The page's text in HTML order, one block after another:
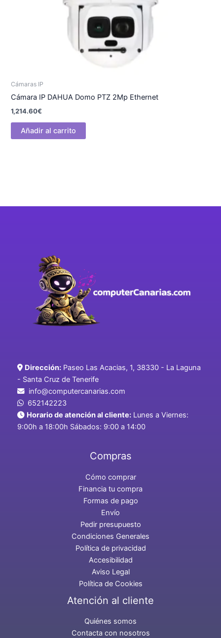
Cámaras IP
Cámara IP DAHUA Domo PTZ 2Mp Ethernet
1,214.60€
Añadir al carrito
Dirección: Paseo Las Acacias, 1, 38330 - La Laguna
- Santa Cruz de Tenerife
info@computercanarias.com
652142223
Horario de atención al cliente: Lunes a Viernes:
9:00h a 18:00h Sábados: 9:00 a 14:00
Compras
Cómo comprar
Financia tu compra
Formas de pago
Envío
Pedir presupuesto
Condiciones Generales
Política de privacidad
Accesibilidad
Aviso Legal
Política de Cookies
Atención al cliente
Quiénes somos
Contacta con nosotros